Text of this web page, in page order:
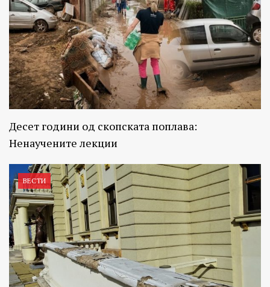
Десет години од скопската поплава:
Ненаучените лекции
ВЕСТИ